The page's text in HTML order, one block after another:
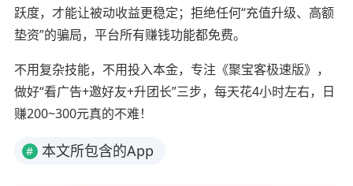
跃度，才能让被动收益更稳定；拒绝任何“充值升级、高额
垫资”的骗局，平台所有赚钱功能都免费。
不用复杂技能，不用投入本金，专注《聚宝客极速版》，
做好“看广告+邀好友+升团长”三步，每天花4小时左右，日
赚200~300元真的不难！
# 本文所包含的App